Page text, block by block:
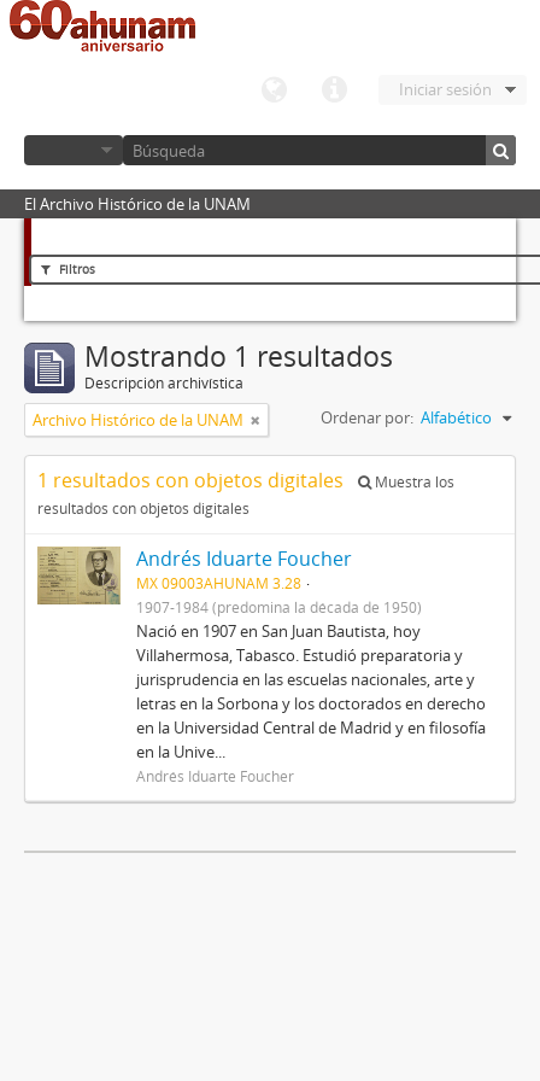
Iniciar sesión
El Archivo Histórico de la UNAM
Filtros
Mostrando 1 resultados
Descripción archivística
Archivo Histórico de la UNAM Ordenar por: Alfabético
1 resultados con objetos digitales
Muestra los
resultados con objetos digitales
Andrés Iduarte Foucher
MX 09003AHUNAM 3.28
1907-1984 (predomina la década de 1950)
Nació en 1907 en San Juan Bautista, hoy
Villahermosa, Tabasco. Estudió preparatoria y
jurisprudencia en las escuelas nacionales, arte y
letras en la Sorbona y los doctorados en derecho
en la Universidad Central de Madrid y en filosofía
en la Unive...
Andrés Iduarte Foucher